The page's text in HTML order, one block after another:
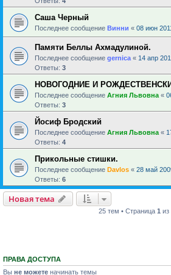
Саша Черный
Последнее сообщение Винни « 08 июн
Памяти Беллы Ахмадулиной.
Последнее сообщение gernica « 14 апр
Ответы: 3
НОВОГОДНИЕ И
Последнее сообщение Агния Львовна «
Ответы: 3
Йосиф Бродский
Последнее сообщение Агния Львовна «
Ответы: 4
Прикольные стишки.
Последнее сообщение Davlos « 28 май
Ответы: 6
Новая тема
25 тем • Страница 1 из
ПРАВА ДОСТУПА
Вы не можете начинать темы